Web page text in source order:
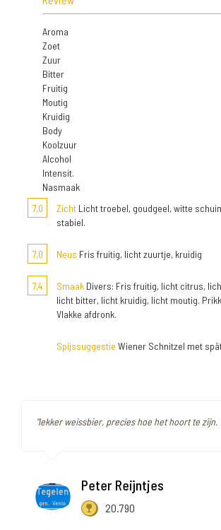
Aroma
Zoet
Zuur
Bitter
Fruitig
Moutig
Kruidig
Body
Koolzuur
Alcohol
Intensit.
Nasmaak
7,0
Zicht Licht troebel, goudgeel, witte
stabiel.
7,0 Neus Fris fruitig, licht zuurtje, kruidig
7,4 Smaak Divers: Fris fruitig, licht citrus,
licht bitter, licht kruidig, licht moutig.
Vlakke afdronk.
Spijssuggestie Wiener Schnitzel met
"lekker weissbier, precies hoe het hoort te zijn. "
Peter Reijntjes
20.790